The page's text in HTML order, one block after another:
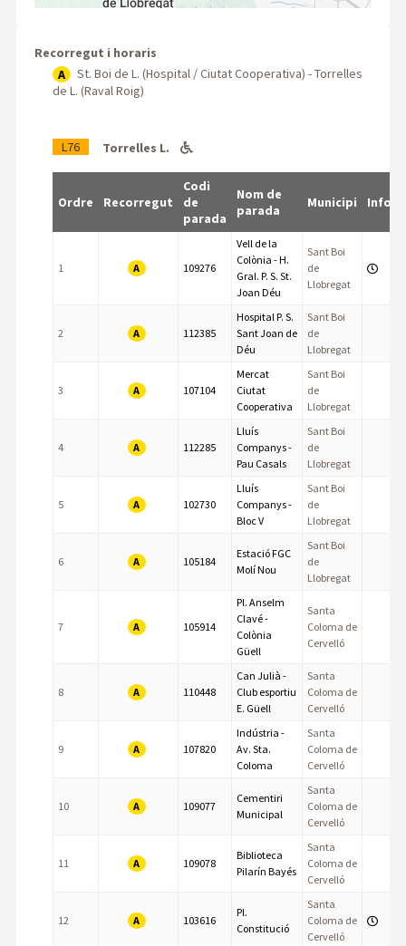
Recorregut i horaris
A
St. Boi de L. (Hospital / Ciutat Cooperativa) - Torrelles
de L. (Raval Roig)
L76 Torrelles L.
Ordre Recorregut
Codi
de
parada
Nom de
parada
Municipi Info
1 A 109276
Vell de la
Colònia - H.
Gral. P. S. St.
Joan Déu
Sant Boi
de
Llobregat
2 A 112385
Hospital P. S.
Sant Joan de
Déu
Sant Boi
de
Llobregat
3 A 107104
Mercat
Ciutat
Cooperativa
Sant Boi
de
Llobregat
4 A 112285
Lluís
Companys -
Pau Casals
Sant Boi
de
Llobregat
5 A 102730
Lluís
Companys -
Bloc V
Sant Boi
de
Llobregat
6 A 105184
Estació FGC
Molí Nou
Sant Boi
de
Llobregat
7 A 105914
Pl. Anselm
Clavé -
Colònia
Güell
Santa
Coloma de
Cervelló
8 A 110448
Can Julià -
Club esportiu
E. Güell
Santa
Coloma de
Cervelló
9 A 107820
Indústria -
Av. Sta.
Coloma
Santa
Coloma de
Cervelló
10 A 109077
Cementiri
Municipal
Santa
Coloma de
Cervelló
11 A 109078
Biblioteca
Pilarín Bayés
Santa
Coloma de
Cervelló
12 A 103616
Pl.
Constitució
Santa
Coloma de
Cervelló